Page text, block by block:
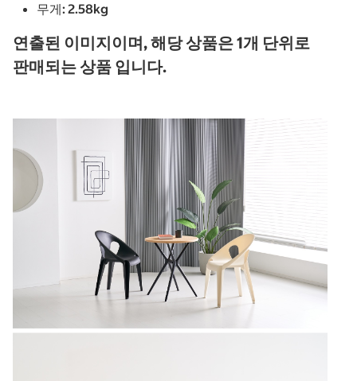
무게: 2.58kg
연출된 이미지이며, 해당 상품은 1개 단위로
판매되는 상품 입니다.